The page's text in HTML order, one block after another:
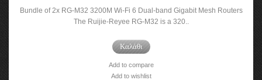
Bundle of 2x RG-M32 3200M Wi-Fi 6 Dual-band Gigabit Mesh Routers
The Ruijie-Reyee RG-M32 is a 320..
Καλάθι
Add to compare
Add to wishlist